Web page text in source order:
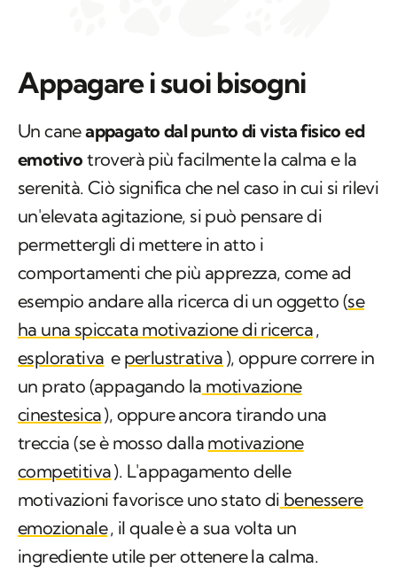
Appagare i suoi bisogni
Un caneappagato dal punto di vista fisico ed
emotivo troverà più facilmente la calma e la
serenità. Ciò significa che nel caso in cui si rilevi
un'elevata agitazione, si può pensare di
permettergli di mettere in atto i
comportamenti che più apprezza, come ad
esempio andare alla ricerca di un oggetto (se
ha una spiccata motivazione di ricerca,
esplorativa e perlustrativa ), oppure correre in
un prato (appagando la motivazione
cinestesica), oppure ancora tirando una
treccia (se è mosso dalla motivazione
competitiva). L'appagamento delle
motivazioni favorisce uno stato di benessere
emozionale, il quale è a sua volta un
ingrediente utile per ottenere la calma.